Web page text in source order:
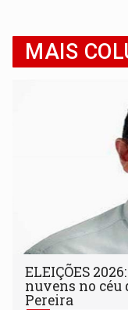
MAIS
ELEIÇÕES
nuvens no céu
Pereira